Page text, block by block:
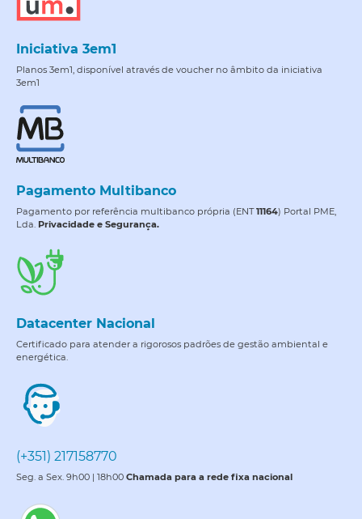
Iniciativa 3em1
Planos 3em1, disponível através de voucher no âmbito da iniciativa
3em1
Pagamento Multibanco
Pagamento por referência multibanco própria (ENT11164) Portal PME,
Lda. Privacidade e Segurança.
Datacenter Nacional
Certificado para atender a rigorosos padrões de gestão ambiental e
energética.
(+351) 217158770
Seg. a Sex. 9h00 | 18h00 Chamada para a rede fixa nacional